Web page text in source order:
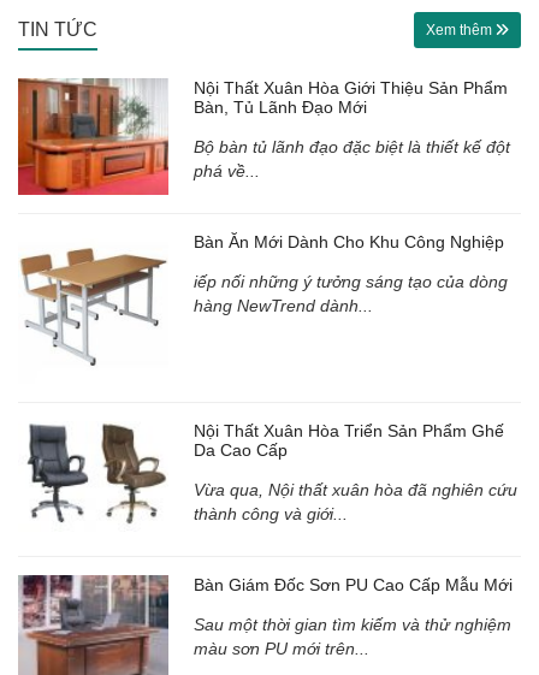
TIN TỨC Xem thêm
Nội Thất Xuân Hòa Giới Thiệu Sản Phẩm
Bàn, Tủ Lãnh Đạo Mới
Bộ bàn tủ lãnh đạo đặc biệt là thiết kế đột
phá về...
Bàn Ăn Mới Dành Cho Khu Công Nghiệp
iếp nối những ý tưởng sáng tạo của dòng
hàng NewTrend dành...
Nội Thất Xuân Hòa Triển Sản Phẩm Ghế
Da Cao Cấp
Vừa qua, Nội thất xuân hòa đã nghiên cứu
thành công và giới...
Bàn Giám Đốc Sơn PU Cao Cấp Mẫu Mới
Sau một thời gian tìm kiếm và thử nghiệm
màu sơn PU mới trên...